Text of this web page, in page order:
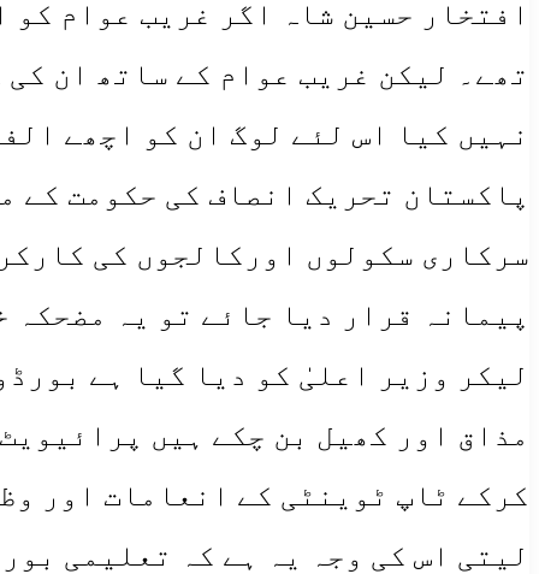
افتخار حسین شاہ اگر غریب عوام
تھے۔ لیکن غریب عوام کے ساتھ ان
نہیں کیا اس لئے لوگ ان کو اچھے
پاکستان تحریک انصاف کی حکومت کے
سرکاری سکولوں اورکالجوں کی
پیمانہ قرار دیا جائے تو یہ
لیکر وزیر اعلیٰ کو دیا گیا ہے
لیتی اس کی وجہ یہ ہے کہ تعلیمی